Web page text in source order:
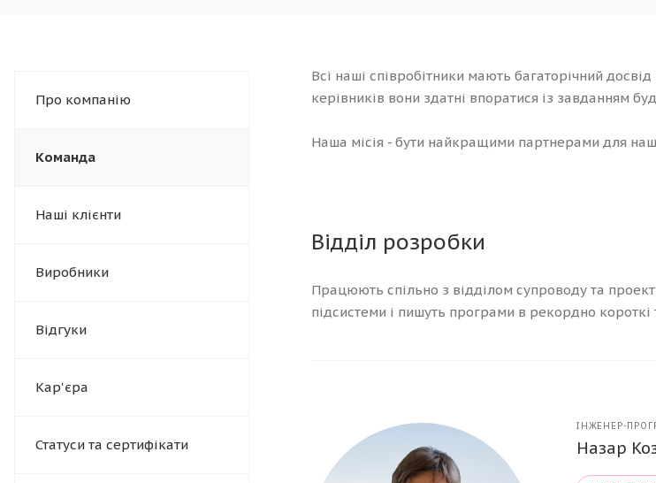
Про компанію
Команда
Наші клієнти
Виробники
Відгуки
Кар'єра
Статуси та сертифікати
Всі наші співробітники мають багаторічний
керівників вони здатні впоратися із завданням
Наша місія - бути найкращими партнерами для
Відділ розробки
Працюють спільно з відділом супроводу та
підсистеми і пишуть програми в рекордно короткі
ІНЖЕНЕР-
Назар